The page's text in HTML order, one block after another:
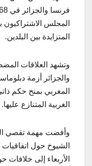
المجلس الاشتراكيون
المتزايدة بين البلدين.
وتشهد العلاقات
والجزائر أزمة
المغربي بمنح حكم
الغربية المتنازع عليها.
وأفضت مهمة تقصي
الأربعاء إلى